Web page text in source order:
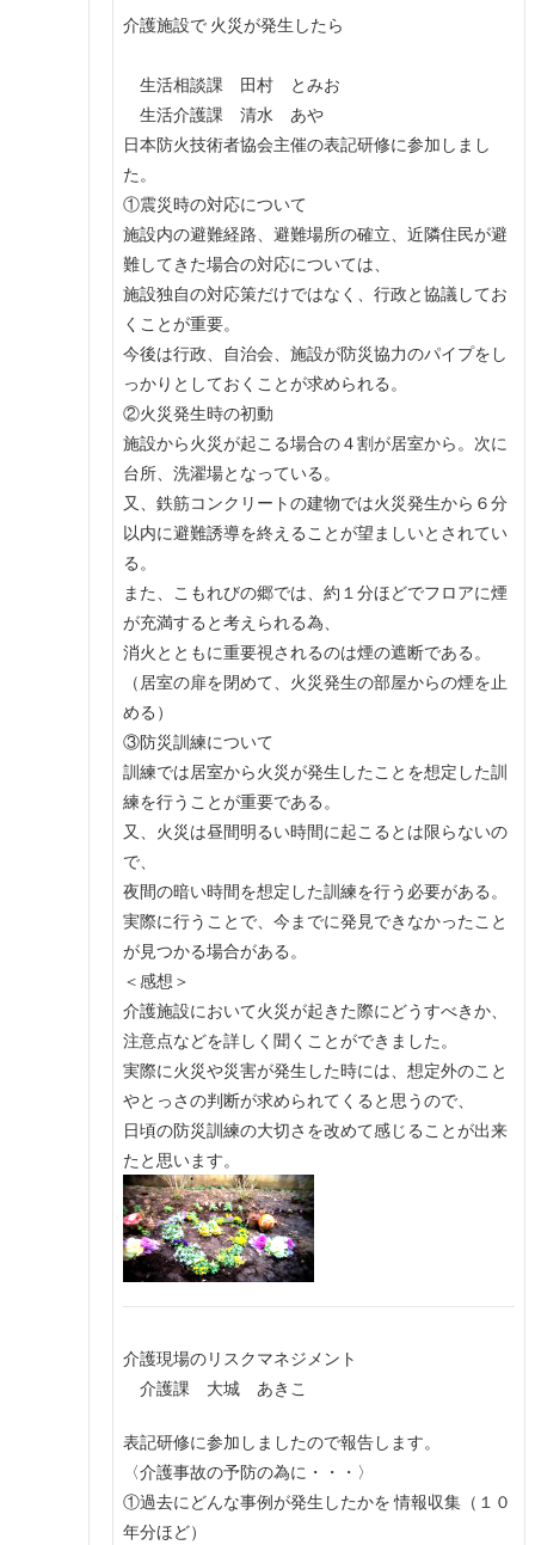
介護施設で 火災が発生したら
生活相談課 田村 とみお
生活介護課 清水 あや
日本防火技術者協会主催の表記研修に参加しまし
た。
①震災時の対応について
施設内の避難経路、避難場所の確立、近隣住民が避
難してきた場合の対応については、
施設独自の対応策だけではなく、行政と協議してお
くことが重要。
今後は行政、自治会、施設が防災協力のパイプをし
っかりとしておくことが求められる。
②火災発生時の初動
施設から火災が起こる場合の４割が居室から。次に
台所、洗濯場となっている。
又、鉄筋コンクリートの建物では火災発生から６分
以内に避難誘導を終えることが望ましいとされてい
る。
また、こもれびの郷では、約１分ほどでフロアに煙
が充満すると考えられる為、
消火とともに重要視されるのは煙の遮断である。
（居室の扉を閉めて、火災発生の部屋からの煙を止
める）
③防災訓練について
訓練では居室から火災が発生したことを想定した訓
練を行うことが重要である。
又、火災は昼間明るい時間に起こるとは限らないの
で、
夜間の暗い時間を想定した訓練を行う必要がある。
実際に行うことで、今までに発見できなかったこと
が見つかる場合がある。
＜感想＞
介護施設において火災が起きた際にどうすべきか、
注意点などを詳しく聞くことができました。
実際に火災や災害が発生した時には、想定外のこと
やとっさの判断が求められてくると思うので、
日頃の防災訓練の大切さを改めて感じることが出来
たと思います。
介護現場のリスクマネジメント
介護課 大城 あきこ
表記研修に参加しましたので報告します。
〈介護事故の予防の為に・・・〉
①過去にどんな事例が発生したかを 情報収集（１０
年分ほど）